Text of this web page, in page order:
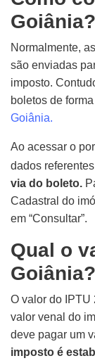
Goiânia?
Normalmente,
são enviadas
imposto.
boletos de
Goiânia.
Ao acessar o
dados
via do boleto.
Cadastral do
em “Consultar”.
Qual o
Goiânia?
O valor do IPTU
valor venal do
deve pagar um
imposto é